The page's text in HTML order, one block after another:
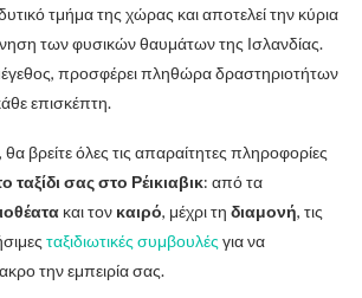
τμήμα της χώρας και αποτελεί την κύρια
των φυσικών θαυμάτων της Ισλανδίας.
προσφέρει πληθώρα δραστηριοτήτων
επισκέπτη.
βρείτε όλες τις απαραίτητες πληροφορίες
ταξίδι σας στο Ρέικιαβικ: από τα
και τον καιρό, μέχρι τη διαμονή, τις
ταξιδιωτικές συμβουλές για να
την εμπειρία σας.